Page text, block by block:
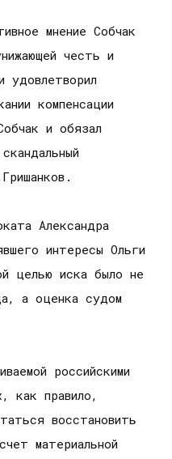
мнение Собчак
честь и
удовлетворил
компенсации
и обязал
Александра
интересы Ольги
целью иска было не
а оценка судом
российскими
как правило,
восстановить
материальной